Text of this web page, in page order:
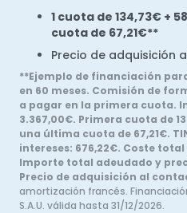
1 cuota de 134,73€ +
cuota de 67,21€**
Precio de adquisición
**Ejemplo de financiación
en 60 meses. Comisión de
a pagar en la primera cuota.
3.367,00€. Primera cuota de
una última cuota de 67,21€.
intereses: 676,22€. Coste
Importe total adeudado y
Precio de adquisición al
amortización francés.
S.A.U. válida hasta 31/12/2026.